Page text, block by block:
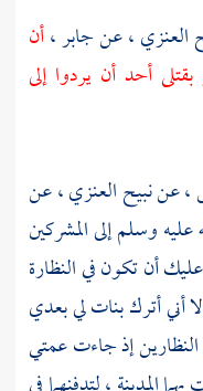
العنزي ،عنجابر ،أن
أحد أن يردوا إلى
،عننبيح العنزي ،عن
وسلم إلى المشركين
أن تكون في النظارة
أني أترك بنات لي بعدي
النظارين إذ جاءت عمتي